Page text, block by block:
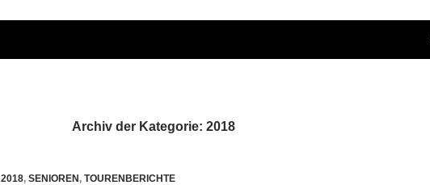
Archiv der Kategorie: 2018
2018, SENIOREN, TOURENBERICHTE